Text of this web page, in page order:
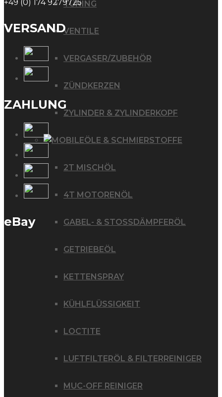
TUNING
VENTILE
VERGASER/ZUBEHÖR
ZÜNDKERZEN
ZYLINDER & ZYLINDERKOPF
ÖLE & SCHMIERSTOFFE
2T MISCHÖL
4T MOTORENÖL
GABEL- & STOSSDÄMPFERÖL
GETRIEBEÖL
KETTENSPRAY
KÜHLFLÜSSIGKEIT
LOCTITE
LUFTFILTERÖL & FILTERREINIGER
MUC-OFF REINIGER
+49 (0) 174 9279725
VERSAND
ZAHLUNG
eBay